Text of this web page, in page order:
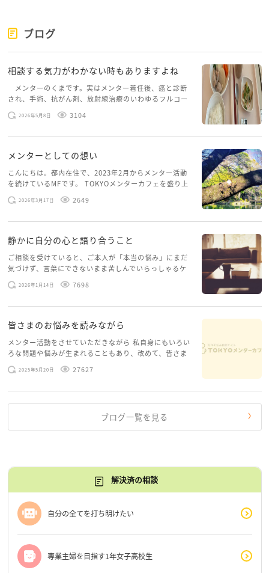
ブログ
相談する気力がわかない時もありますよね
メンターのくまです。実はメンター着任後、癌と診断
され、手術、抗がん剤、放射線治療のいわゆるフルコー
スを体験していて、しばらくメンターカフェに来られて
いませんでした。体力だけでなく、気力も落ちパソコン
2026年5月8日 3104
メンターとしての想い
こんにちは。都内在住で、2023年2月からメンター活動
を続けているMFです。 TOKYOメンターカフェを盛り上
げたいという想いから、勇気を出して初めてブログを投
稿してみようと思います。少し自分のことを書いてみま
2026年3月17日 2649
静かに自分の心と語り合うこと
ご相談を受けていると、ご本人が「本当の悩み」にまだ
気づけず、言葉にできないまま苦しんでいらっしゃるケ
ースがありますお悩みというのは、心の深いところ（深
層心理）に触れることで、まったく違う角度から解決の
2026年1月14日 7698
皆さまのお悩みを読みながら
メンター活動をさせていただきながら 私自身にもいろい
ろな問題や悩みが生まれることもあり、改めて、皆さま
のお悩みを読みながら 「みんな、もがいてる。わたし
だけじゃないんだな」と、逆に励まされるような日々で
2025年5月20日 27627
ブログ一覧を見る
解決済の相談
自分の全てを打ち明けたい
専業主婦を目指す1年女子高校生